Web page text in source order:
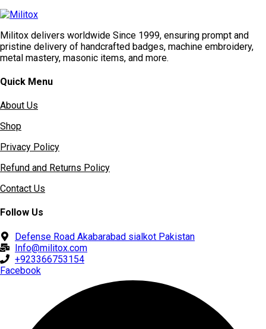
Militox delivers worldwide Since 1999, ensuring prompt and
pristine delivery of handcrafted badges, machine embroidery,
metal mastery, masonic items, and more.
Quick Menu
About Us
Shop
Privacy Policy
Refund and Returns Policy
Contact Us
Follow Us
Defense Road Akabarabad sialkot Pakistan
Info@militox.com
+923366753154
Facebook